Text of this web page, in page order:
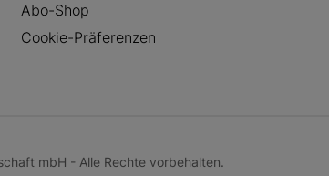
Abo-Shop
Cookie-Präferenzen
mbH - Alle Rechte vorbehalten.